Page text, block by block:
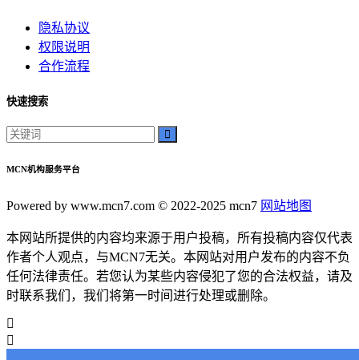
隐私协议
权限说明
合作流程
快速搜索
MCN机构服务平台
Powered by www.mcn7.com © 2022-2025 mcn7 网站地图
本网站所提供的内容均来源于用户投稿，所有投稿内容仅代表
作者个人观点，与MCN7无关。本网站对用户发布的内容不负
任何法律责任。若您认为某些内容侵犯了您的合法权益，请及
时联系我们，我们将第一时间进行处理或删除。